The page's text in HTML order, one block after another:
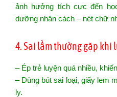
ảnh hưởng tích cực đến
dưỡng nhân cách – nét chữ
4. Sai lầm thường gặp khi
– Ép trẻ luyện quá nhiều,
– Dùng bút sai loại, giấy lem
ly.